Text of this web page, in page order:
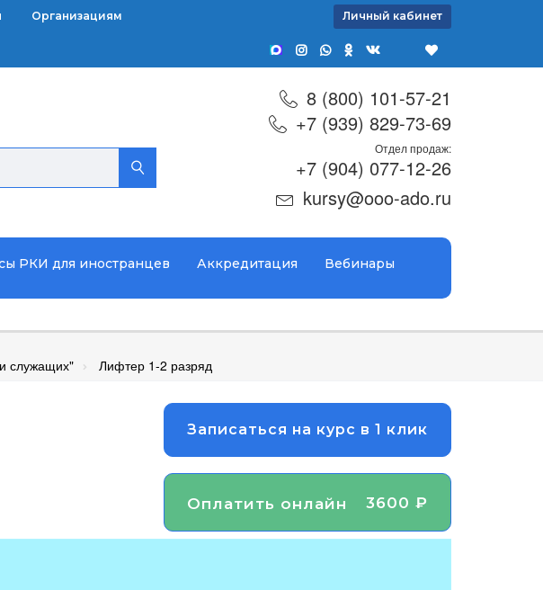
Организациям Личный кабинет
8 (800) 101-57-21
+7 (939) 829-73-69
Отдел продаж:
+7 (904) 077-12-26
kursy@ooo-ado.ru
РКИ для иностранцев Аккредитация Вебинары
служащих"
Лифтер 1-2 разряд
Записаться на курс в 1 клик
Оплатить онлайн 3600 ₽